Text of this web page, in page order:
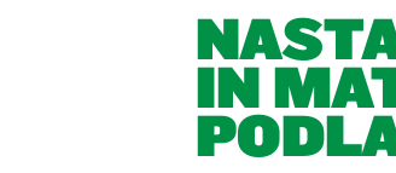
IN